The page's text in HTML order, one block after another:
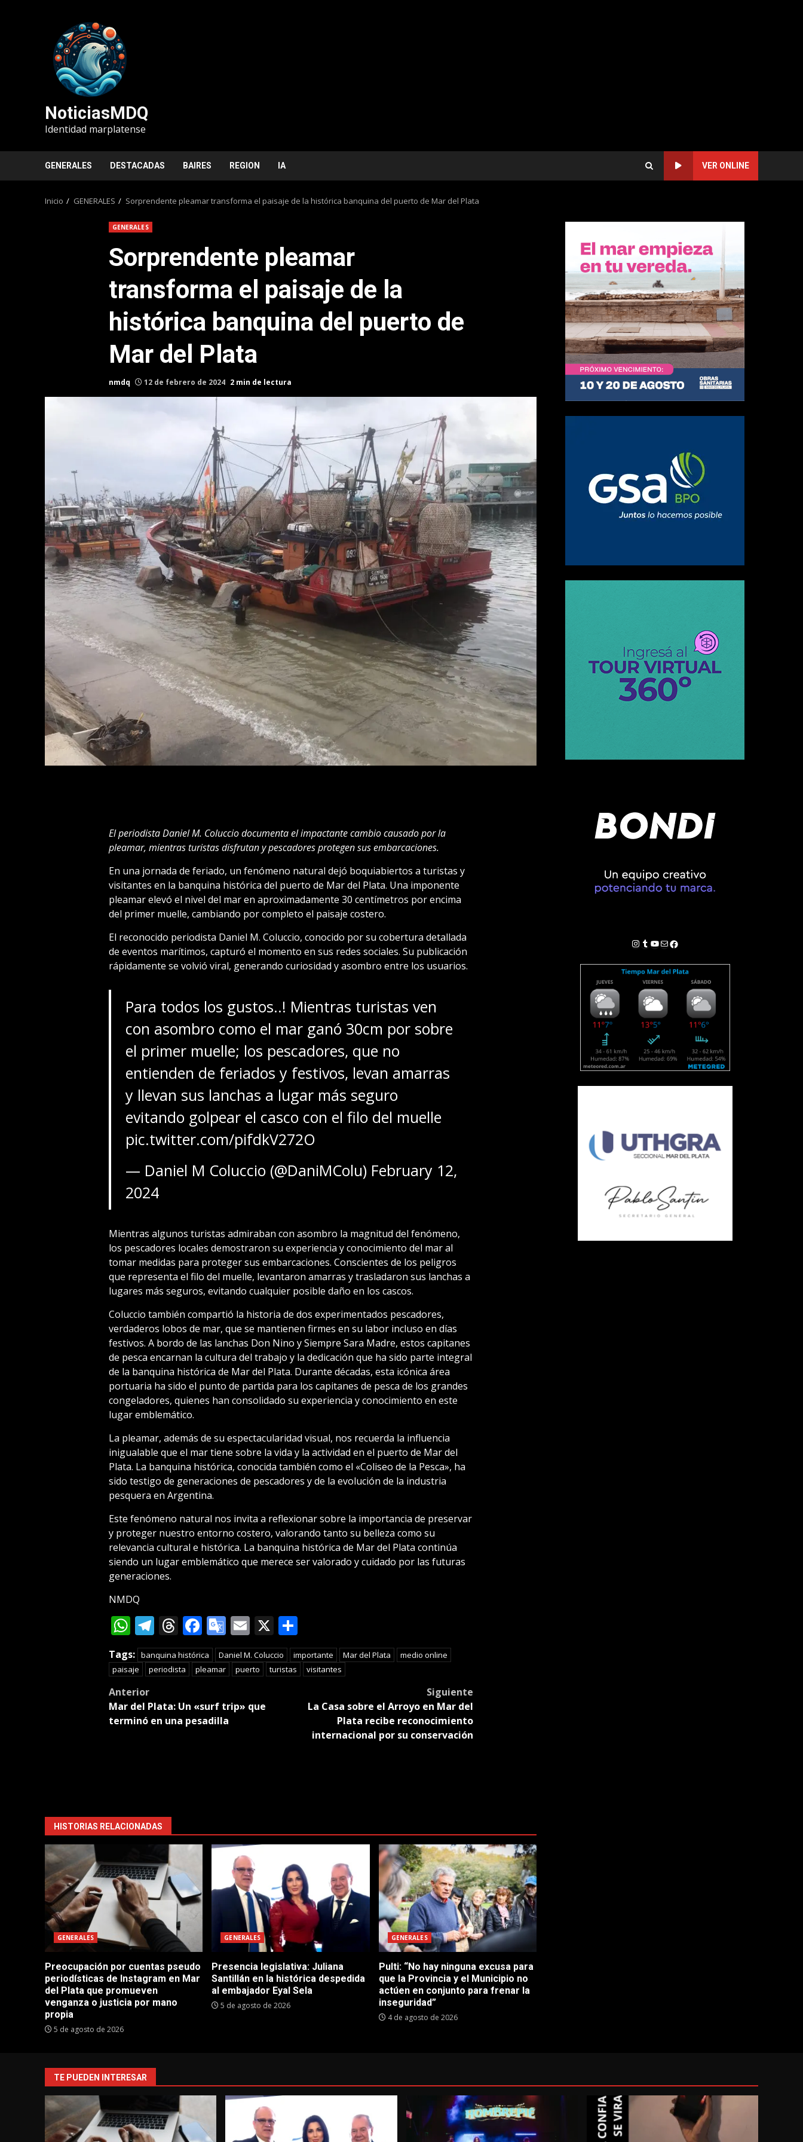
NoticiasMDQ
Identidad marplatense
GENERALES DESTACADAS BAIRES REGION IA VER ONLINE
Inicio GENERALES Sorprendente pleamar transforma el paisaje de la histórica banquina del puerto de Mar del Plata
GENERALES
Sorprendente pleamar
transforma el paisaje de la
histórica banquina del puerto de
Mar del Plata
nmdq 12 de febrero de 2024 2 min de lectura
El periodista Daniel M. Coluccio documenta el impactante cambio causado por la
pleamar, mientras turistas disfrutan y pescadores protegen sus embarcaciones.
En una jornada de feriado, un fenómeno natural dejó boquiabiertos a turistas y
visitantes en la banquina histórica del puerto de Mar del Plata. Una imponente
pleamar elevó el nivel del mar en aproximadamente 30 centímetros por encima
del primer muelle, cambiando por completo el paisaje costero.
El reconocido periodista Daniel M. Coluccio, conocido por su cobertura detallada
de eventos marítimos, capturó el momento en sus redes sociales. Su publicación
rápidamente se volvió viral, generando curiosidad y asombro entre los usuarios.
Para todos los gustos..! Mientras turistas ven
con asombro como el mar ganó 30cm por sobre
el primer muelle; los pescadores, que no
entienden de feriados y festivos, levan amarras
y llevan sus lanchas a lugar más seguro
evitando golpear el casco con el filo del muelle
pic.twitter.com/pifdkV272O
— Daniel M Coluccio (@DaniMColu) February 12,
2024
Mientras algunos turistas admiraban con asombro la magnitud del fenómeno,
los pescadores locales demostraron su experiencia y conocimiento del mar al
tomar medidas para proteger sus embarcaciones. Conscientes de los peligros
que representa el filo del muelle, levantaron amarras y trasladaron sus lanchas a
lugares más seguros, evitando cualquier posible daño en los cascos.
Coluccio también compartió la historia de dos experimentados pescadores,
verdaderos lobos de mar, que se mantienen firmes en su labor incluso en días
festivos. A bordo de las lanchas Don Nino y Siempre Sara Madre, estos capitanes
de pesca encarnan la cultura del trabajo y la dedicación que ha sido parte integral
de la banquina histórica de Mar del Plata. Durante décadas, esta icónica área
portuaria ha sido el punto de partida para los capitanes de pesca de los grandes
congeladores, quienes han consolidado su experiencia y conocimiento en este
lugar emblemático.
La pleamar, además de su espectacularidad visual, nos recuerda la influencia
inigualable que el mar tiene sobre la vida y la actividad en el puerto de Mar del
Plata. La banquina histórica, conocida también como el «Coliseo de la Pesca», ha
sido testigo de generaciones de pescadores y de la evolución de la industria
pesquera en Argentina.
Este fenómeno natural nos invita a reflexionar sobre la importancia de preservar
y proteger nuestro entorno costero, valorando tanto su belleza como su
relevancia cultural e histórica. La banquina histórica de Mar del Plata continúa
siendo un lugar emblemático que merece ser valorado y cuidado por las futuras
generaciones.
NMDQ
WhatsApp
Telegram
Threads
Facebook
Google
Translate
Email
X Compartir
Tags: banquina histórica Daniel M. Coluccio importante Mar del Plata
medio online
paisaje
periodista pleamar puerto turistas visitantes
Post
navigation
Anterior
Mar del Plata: Un «surf trip» que
terminó en una pesadilla
Siguiente
La Casa sobre el Arroyo en Mar del
Plata recibe reconocimiento
internacional por su conservación
HISTORIAS RELACIONADAS
GENERALES
Preocupación por cuentas pseudo
periodísticas de Instagram en Mar
del Plata que promueven
venganza o justicia por mano
propia
5 de agosto de 2026
GENERALES
Presencia legislativa: Juliana
Santillán en la histórica despedida
al embajador Eyal Sela
5 de agosto de 2026
GENERALES
Pulti: “No hay ninguna excusa para
que la Provincia y el Municipio no
actúen en conjunto para frenar la
inseguridad”
4 de agosto de 2026
Instagram
Tumblr
YouTube
Correo electrónico
Facebook
TE PUEDEN INTERESAR